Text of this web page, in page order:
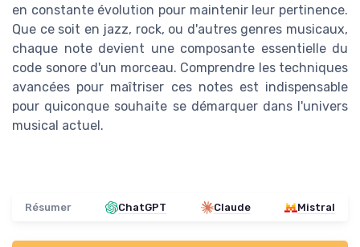
en constante évolution pour maintenir leur pertinence.
Que ce soit en jazz, rock, ou d'autres genres musicaux,
chaque note devient une composante essentielle du
code sonore d'un morceau. Comprendre les techniques
avancées pour maîtriser ces notes est indispensable
pour quiconque souhaite se démarquer dans l'univers
musical actuel.
Résumer ChatGPT Claude Mistral